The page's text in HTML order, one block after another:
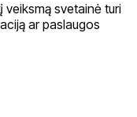
veiksmą svetainė turi
ar paslaugos